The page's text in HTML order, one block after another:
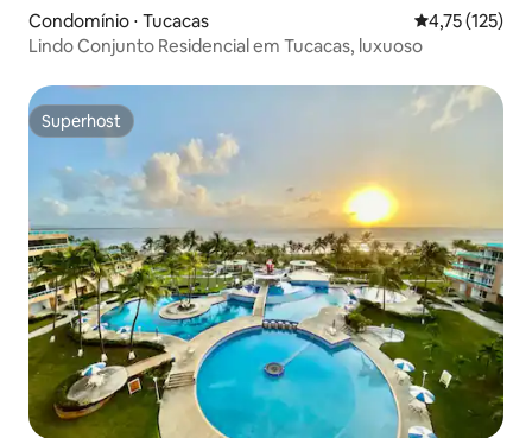
Condomínio ⋅ Tucacas 4,75 de uma
4,75 (125)
Lindo Conjunto Residencial em Tucacas, luxuoso
Superhost
Superhost